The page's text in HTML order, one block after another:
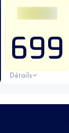
699
Détails